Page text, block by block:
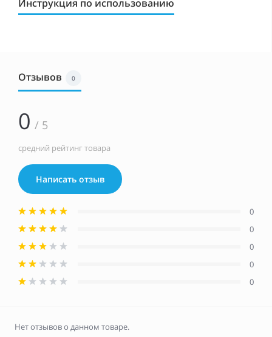
Инструкция по использованию
Отзывов 0
0 / 5
средний рейтинг товара
Написать отзыв
0
0
0
0
0
Нет отзывов о данном товаре.